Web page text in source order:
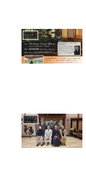
日誌
日誌